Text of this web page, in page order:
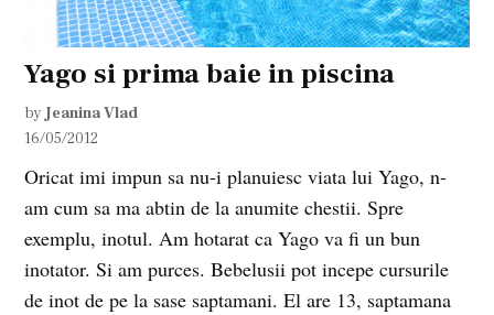
Yago si prima baie in piscina
by Jeanina Vlad
16/05/2012
Oricat imi impun sa nu-i planuiesc viata lui Yago, n-
am cum sa ma abtin de la anumite chestii. Spre
exemplu, inotul. Am hotarat ca Yago va fi un bun
inotator. Si am purces. Bebelusii pot incepe cursurile
de inot de pe la sase saptamani. El are 13, saptamana